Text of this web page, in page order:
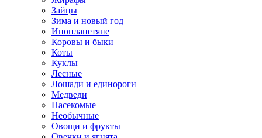
Зайцы
Зима и новый год
Инопланетяне
Коровы и быки
Коты
Куклы
Лесные
Лошади и единороги
Медведи
Насекомые
Необычные
Овощи и фрукты